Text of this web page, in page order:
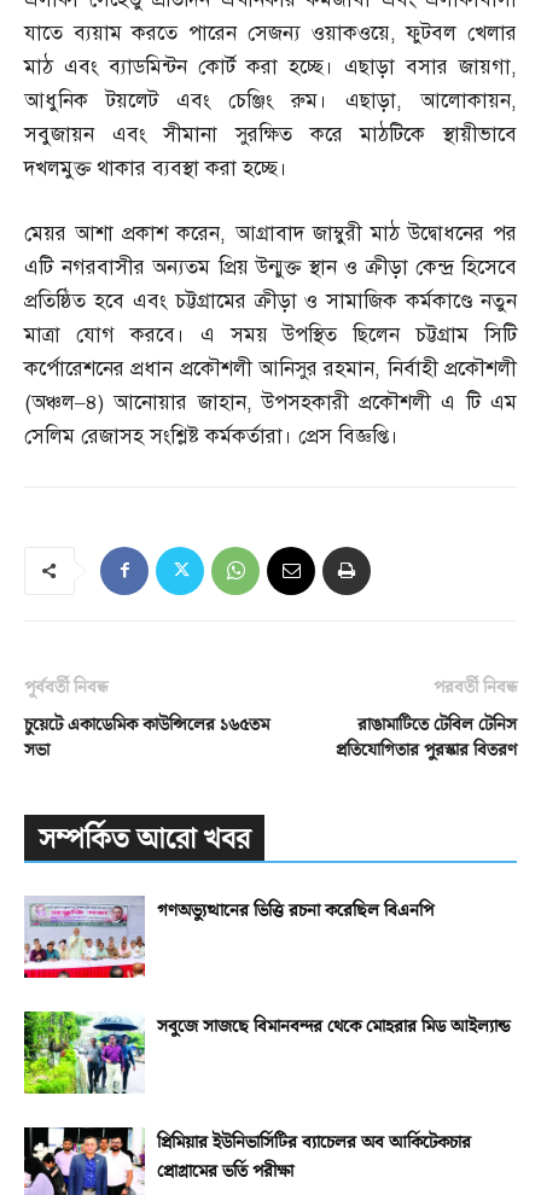
যাতে ব্যয়াম করতে পারেন সেজন্য ওয়াকওয়ে,ফুটবল খেলার
মাঠ এবং ব্যাডমিন্টন কোর্ট করা হচ্ছে। এছাড়া বসার জায়গা,
আধুনিক টয়লেট এবং চেঞ্জিং রুম। এছাড়া,আলোকায়ন,
সবুজায়ন এবং সীমানা সুরক্ষিত করে মাঠটিকে স্থায়ীভাবে
দখলমুক্ত থাকার ব্যবস্থা করা হচ্ছে।
মেয়র আশা প্রকাশ করেন,আগ্রাবাদ জাম্বুরী মাঠ উদ্বোধনের পর
এটি নগরবাসীর অন্যতম প্রিয় উন্মুক্ত স্থান ও ক্রীড়া কেন্দ্র হিসেবে
প্রতিষ্ঠিত হবে এবং চট্টগ্রামের ক্রীড়া ও সামাজিক কর্মকাণ্ডে নতুন
মাত্রা যোগ করবে। এ সময় উপস্থিত ছিলেন চট্টগ্রাম সিটি
কর্পোরেশনের প্রধান প্রকৌশলী আনিসুর রহমান,নির্বাহী প্রকৌশলী
(অঞ্চল–৪)আনোয়ার জাহান,উপসহকারী প্রকৌশলী এ টি এম
সেলিম রেজাসহ সংশ্লিষ্ট কর্মকর্তারা। প্রেস বিজ্ঞপ্তি।
পূর্ববর্তী নিবন্ধ
চুয়েটে একাডেমিক কাউন্সিলের ১৬৫তম
সভা
পরবর্তী নিবন্ধ
রাঙামাটিতে টেবিল টেনিস
প্রতিযোগিতার পুরস্কার বিতরণ
সম্পর্কিত আরো খবর
গণঅভ্যুত্থানের ভিত্তি রচনা করেছিল বিএনপি
সবুজে সাজছে বিমানবন্দর থেকে মোহরার মিড আইল্যান্ড
প্রিমিয়ার ইউনিভার্সিটির ব্যাচেলর অব আর্কিটেকচার
প্রোগ্রামের ভর্তি পরীক্ষা